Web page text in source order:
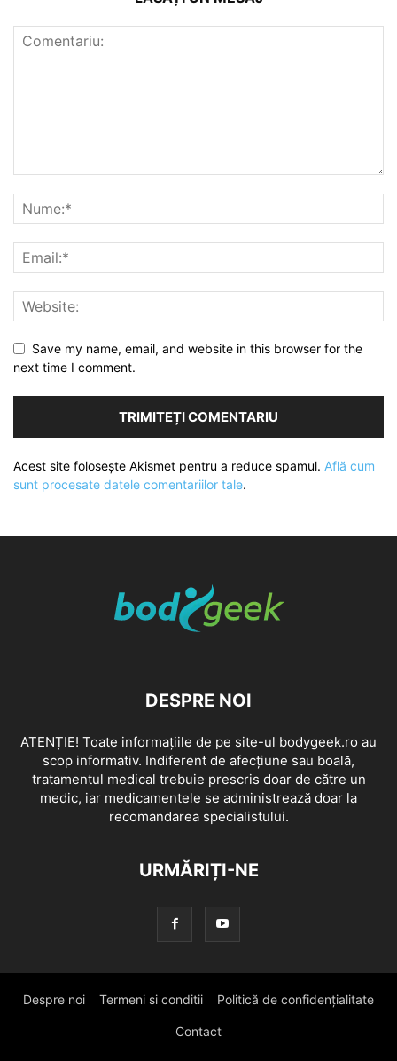
Save my name, email, and website in this browser for the
next time I comment.
Acest site folosește Akismet pentru a reduce spamul. Află cum
sunt procesate datele comentariilor tale.
DESPRE NOI
ATENȚIE! Toate informațiile de pe site-ul bodygeek.ro au
scop informativ. Indiferent de afecțiune sau boală,
tratamentul medical trebuie prescris doar de către un
medic, iar medicamentele se administrează doar la
recomandarea specialistului.
URMĂRIȚI-NE
Despre noi Termeni si conditii Politică de confidențialitate
Contact